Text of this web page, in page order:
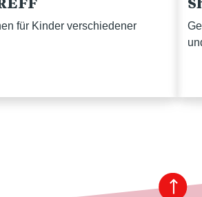
für Kinder verschiedener